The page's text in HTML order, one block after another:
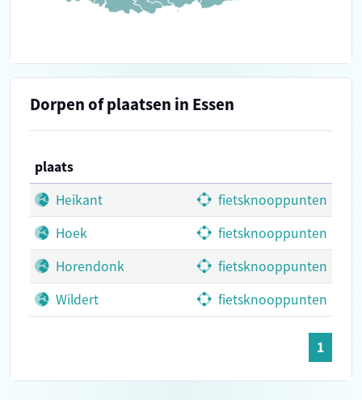
Dorpen of plaatsen in Essen
plaats
Heikant
fietsknooppunten
Hoek
fietsknooppunten
Horendonk
fietsknooppunten
Wildert
fietsknooppunten
1